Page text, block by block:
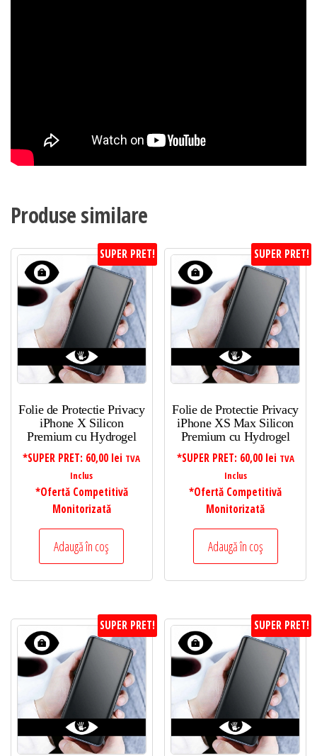
Produse similare
SUPER PRET!
Folie de Protectie Privacy
iPhone X Silicon
Premium cu Hydrogel
*SUPER PRET: 60,00 lei TVA
Inclus
*Ofertă Competitivă
Monitorizată
Adaugă în coș
SUPER PRET!
Folie de Protectie Privacy
iPhone XS Max Silicon
Premium cu Hydrogel
*SUPER PRET: 60,00 lei TVA
Inclus
*Ofertă Competitivă
Monitorizată
Adaugă în coș
SUPER PRET! SUPER PRET!